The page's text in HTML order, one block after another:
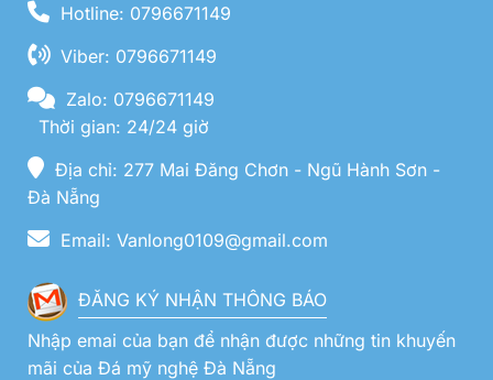
Hotline: 0796671149
Viber: 0796671149
Zalo: 0796671149
Thời gian: 24/24 giờ
Địa chỉ: 277 Mai Đăng Chơn - Ngũ Hành Sơn -
Đà Nẵng
Email: Vanlong0109@gmail.com
ĐĂNG KÝ NHẬN THÔNG BÁO
Nhập emai của bạn để nhận được những tin khuyến
mãi của Đá mỹ nghệ Đà Nẵng